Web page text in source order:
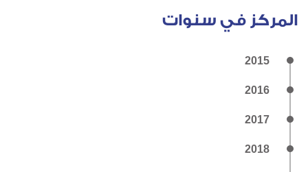
المركز في سنوات
2015
2016
2017
2018